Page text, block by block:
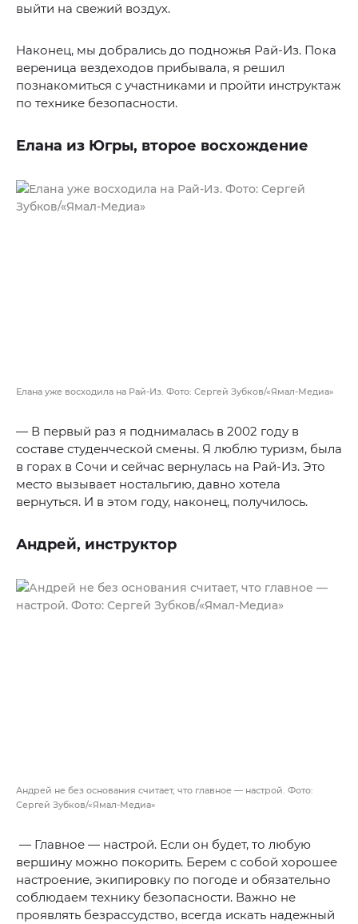
выйти на свежий воздух.
Наконец, мы добрались до подножья Рай-Из. Пока
вереница вездеходов прибывала, я решил
познакомиться с участниками и пройти инструктаж
по технике безопасности.
Елана из Югры, второе восхождение
Елана уже восходила на Рай-Из. Фото: Сергей Зубков/«Ямал-Медиа»
— В первый раз я поднималась в 2002 году в
составе студенческой смены. Я люблю туризм, была
в горах в Сочи и сейчас вернулась на Рай-Из. Это
место вызывает ностальгию, давно хотела
вернуться. И в этом году, наконец, получилось.
Андрей, инструктор
Андрей не без основания считает, что главное — настрой. Фото:
Сергей Зубков/«Ямал-Медиа»
— Главное — настрой. Если он будет, то любую
вершину можно покорить. Берем с собой хорошее
настроение, экипировку по погоде и обязательно
соблюдаем технику безопасности. Важно не
проявлять безрассудство, всегда искать надежный